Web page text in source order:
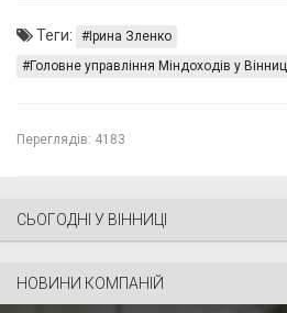
Теги:
Ірина Зленко
Головне управління Міндоходів у
Переглядів: 4183
СЬОГОДНІ У ВІННИЦІ
НОВИНИ КОМПАНІЙ